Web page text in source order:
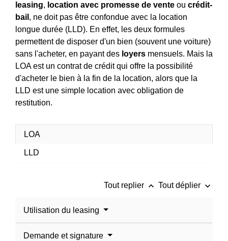
leasing, location avec promesse de vente ou crédit-
bail , ne doit pas être confondue avec la location
longue durée (LLD). En effet, les deux formules
permettent de disposer d'un bien (souvent une voiture)
sans l'acheter, en payant des loyers mensuels. Mais la
LOA est un contrat de crédit qui offre la possibilité
d'acheter le bien à la fin de la location, alors que la
LLD est une simple location avec obligation de
restitution.
LOA
LLD
Tout replier keyboard_arrow_up Tout déplier keyboard_arrow_down
Utilisation du leasing
Demande et signature